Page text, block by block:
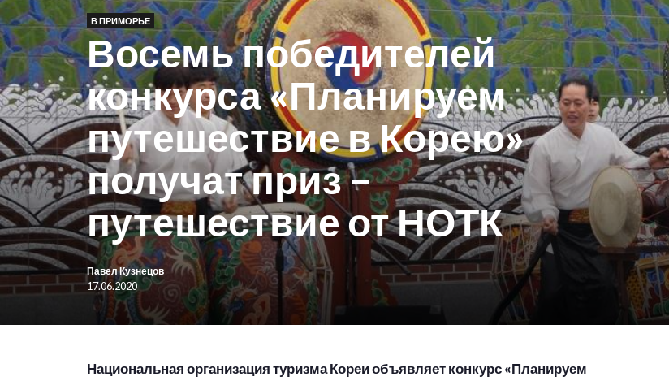
В ПРИМОРЬЕ
Восемь победителей
конкурса «Планируем
путешествие в Корею»
получат приз –
путешествие от НОТК
Павел Кузнецов
17.06.2020
Национальная организация туризма Кореи объявляет конкурс «Планируем